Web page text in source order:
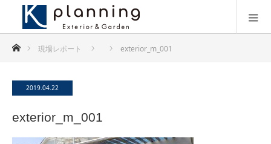
ホーム現場レポート exterior_m_001
2019.04.22
exterior_m_001